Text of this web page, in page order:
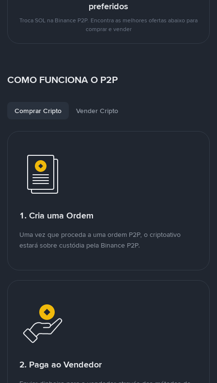
preferidos
Troca SOL na Binance P2P. Encontra as melhores ofertas abaixo para
comprar e vender
COMO FUNCIONA O P2P
Comprar Cripto Vender Cripto
1. Cria uma Ordem
Uma vez que proceda a uma ordem P2P, o criptoativo
estará sobre custódia pela Binance P2P.
2. Paga ao Vendedor